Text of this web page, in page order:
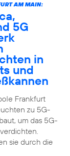
AM MAIN:
5G
in
und
Frankfurt
zu 5G-
um das 5G-
sie durch die